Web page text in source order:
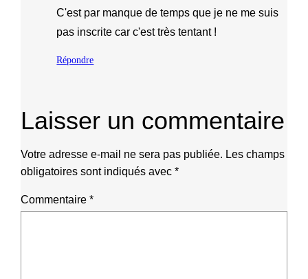
C'est par manque de temps que je ne me suis
pas inscrite car c'est très tentant !
Répondre
Laisser un commentaire
Votre adresse e-mail ne sera pas publiée. Les champs
obligatoires sont indiqués avec*
Commentaire*